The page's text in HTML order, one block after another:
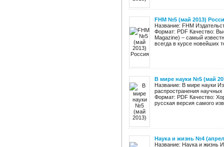
FHM №5 (май 2013)
Название: FHM
Формат: PDF Качество:
Magazine) – самый
всегда в курсе новейших
В мире науки №5 (май
Название: В мире науки
распространения
Формат: PDF Качество:
русская версия самого
Наука и жизнь №4
Название: Наука и жизнь